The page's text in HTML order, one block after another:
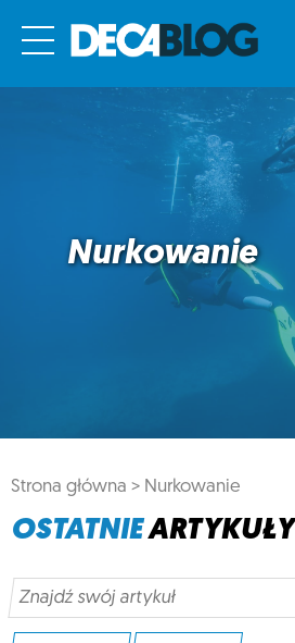
Nurkowanie
Strona główna > Nurkowanie
OSTATNIEARTYKUŁY